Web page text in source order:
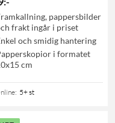
pappersbilder
frakt ingår i priset
och smidig hantering
i formatet
cm
: 5+ st